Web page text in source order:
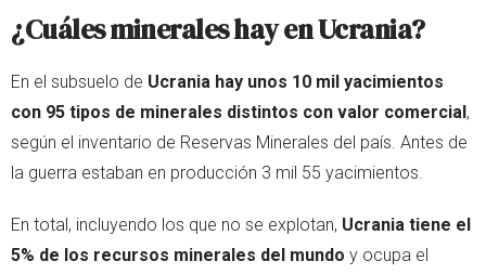
¿Cuáles minerales hay en Ucrania?
En el subsuelo de Ucrania hay unos 10 mil yacimientos
con 95 tipos de minerales distintos con valor comercial ,
según el inventario de Reservas Minerales del país. Antes de
la guerra estaban en producción 3 mil 55 yacimientos.
En total, incluyendo los que no se explotan, Ucrania tiene el
5% de los recursos minerales del mundo y ocupa el